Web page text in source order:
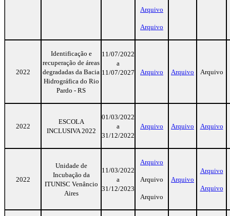
Arquivo
Arquivo
2022
Identificação e
recuperação de áreas
degradadas da Bacia
Hidrográfica do Rio
Pardo - RS
11/07/2022
a
11/07/2027
Arquivo Arquivo Arquivo
2022
ESCOLA
INCLUSIVA 2022
01/03/2022
a
31/12/2022
Arquivo Arquivo Arquivo
2022
Unidade de
Incubação da
ITUNISC Venâncio
Aires
11/03/2022
a
31/12/2023
Arquivo
Arquivo
Arquivo
Arquivo
Arquivo
Arquivo